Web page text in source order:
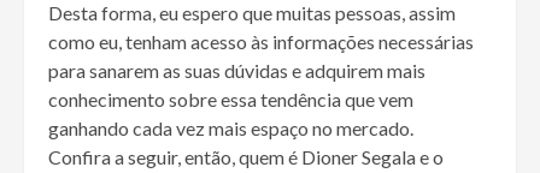
Desta forma, eu espero que muitas pessoas, assim
como eu, tenham acesso às informações necessárias
para sanarem as suas dúvidas e adquirem mais
conhecimento sobre essa tendência que vem
ganhando cada vez mais espaço no mercado.
Confira a seguir, então, quem é Dioner Segala e o